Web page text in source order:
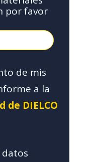
por favor
de mis
a la
de DIELCO